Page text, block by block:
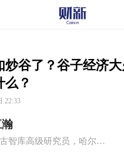
炒谷了？谷子经济
么？
22:33
盘古智库高级研究员，哈尔滨商业大学金融学硕士生导师